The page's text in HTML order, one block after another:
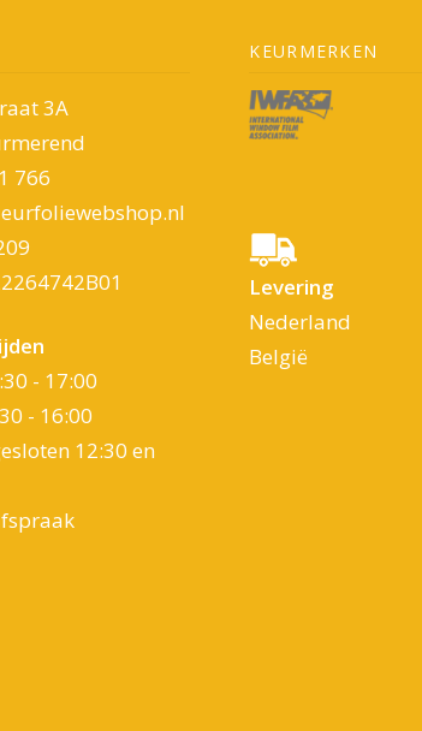
3A
766
- 17:00
- 16:00
12:30 en
KEURMERKEN
Levering
Nederland
België